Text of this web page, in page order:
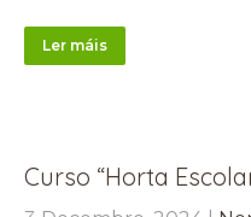
Ler máis
Curso “Horta